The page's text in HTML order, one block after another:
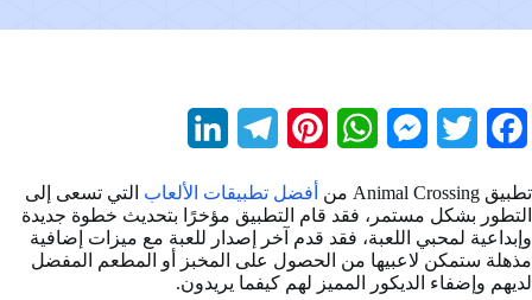
c
e
b
t
t
M
s
e
W
a
t
s
n
t
e
l
e
g
n
k
e
تطبيق Animal Crossing من أفضل تطبيقات الألعاب التي تسعى إلى
التطور بشكل مستمر، فقد قام التطبيق مؤخرًا بتحديث خطوة جديدة
وإبداعية لمحبي اللعبة، فقد قدم آخر إصدار للعبة مع ميزات إضافية
مذهلة ستمكن لاعبيها من الحصول على المخبز أو المطعم المفضل
لديهم وإضفاء الديكور المميز لهم كيفما يريدون.